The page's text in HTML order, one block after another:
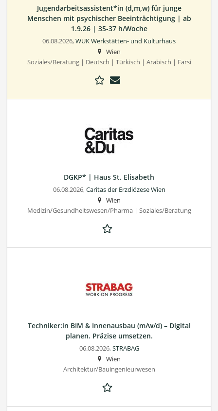
Jugendarbeitsassistent*in (d,m,w) für junge
Menschen mit psychischer Beeinträchtigung | ab
1.9.26 | 35-37 h/Woche
06.08.2026,WUK Werkstätten- und Kulturhaus
Wien
Soziales/Beratung | Deutsch | Türkisch | Arabisch | Farsi
DGKP* | Haus St. Elisabeth
06.08.2026,Caritas der Erzdiözese Wien
Wien
Medizin/Gesundheitswesen/Pharma | Soziales/Beratung
Techniker:in BIM & Innenausbau (m/w/d) – Digital
planen. Präzise umsetzen.
06.08.2026,STRABAG
Wien
Architektur/Bauingenieurwesen